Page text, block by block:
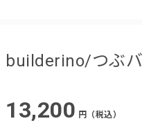
builderino/つぶ
13,200 円（税込）